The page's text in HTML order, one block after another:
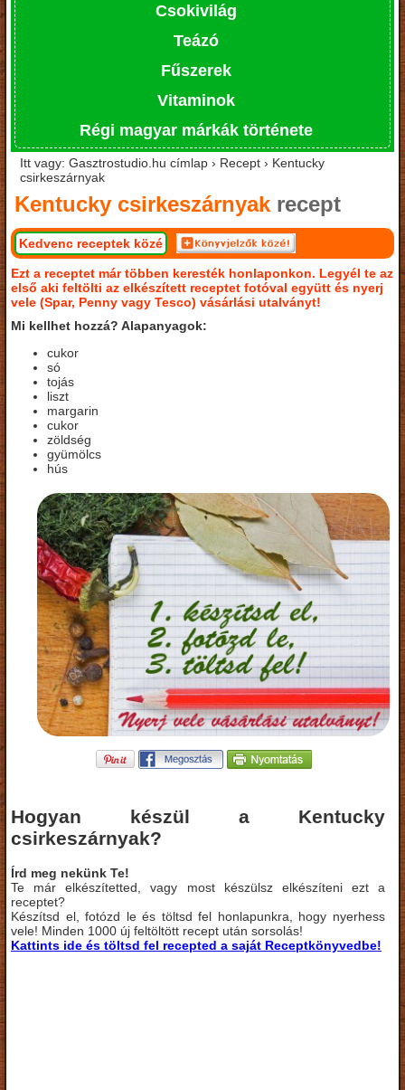
Csokivilág
Teázó
Fűszerek
Vitaminok
Régi magyar márkák története
Itt vagy: Gasztrostudio.hu címlap › Recept › Kentucky
csirkeszárnyak
Kentucky csirkeszárnyak recept
Kedvenc receptek közé
Ezt a receptet már többen keresték honlaponkon. Legyél te az
első aki feltölti az elkészített receptet fotóval együtt és nyerj
vele (Spar, Penny vagy Tesco) vásárlási utalványt!
Mi kellhet hozzá? Alapanyagok:
cukor
só
tojás
liszt
margarin
cukor
zöldség
gyümölcs
hús
Hogyan készül a Kentucky
csirkeszárnyak?
Írd meg nekünk Te!
Te már elkészítetted, vagy most készülsz elkészíteni ezt a
receptet?
Készítsd el, fotózd le és töltsd fel honlapunkra, hogy nyerhess
vele! Minden 1000 új feltöltött recept után sorsolás!
Kattints ide és töltsd fel recepted a saját Receptkönyvedbe!